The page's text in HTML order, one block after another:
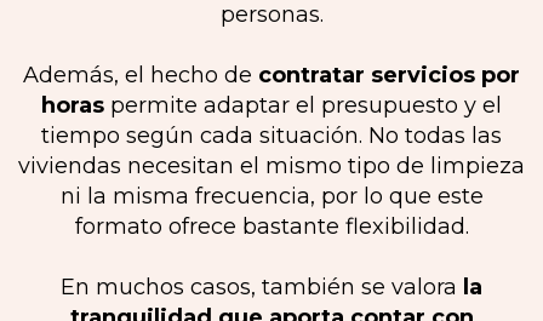
personas.
Además, el hecho de contratar servicios por
horas permite adaptar el presupuesto y el
tiempo según cada situación. No todas las
viviendas necesitan el mismo tipo de limpieza
ni la misma frecuencia, por lo que este
formato ofrece bastante flexibilidad.
En muchos casos, también se valora la